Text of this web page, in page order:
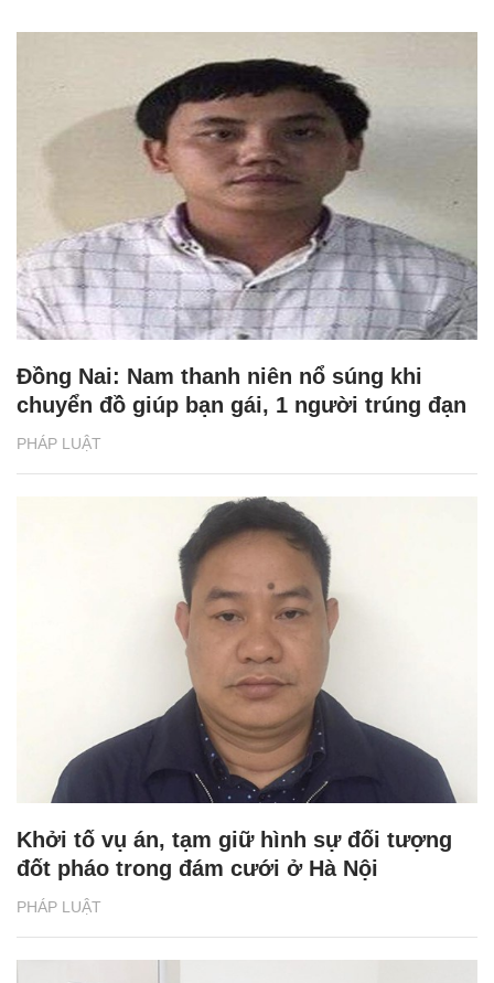
PHÁP LUẬT
Đồng Nai: Nam thanh niên nổ súng khi
chuyển đồ giúp bạn gái, 1 người trúng đạn
PHÁP LUẬT
Khởi tố vụ án, tạm giữ hình sự đối tượng
đốt pháo trong đám cưới ở Hà Nội